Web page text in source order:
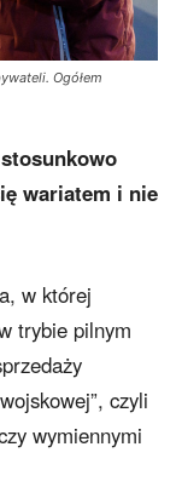
Ogółem
wariatem i nie
w której
trybie pilnym
czyli
wymiennymi